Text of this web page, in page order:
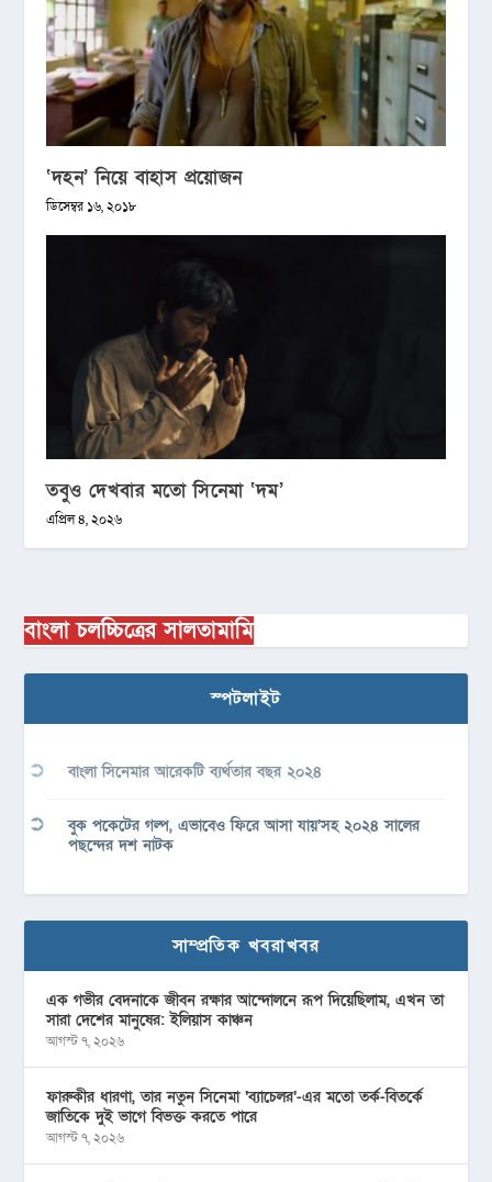
‘দহন’ নিয়ে বাহাস প্রয়োজন
ডিসেম্বর ১৬, ২০১৮
তবুও দেখবার মতো সিনেমা ‘দম’
এপ্রিল ৪, ২০২৬
বাংলা চলচ্চিত্রের সালতামামি
স্পটলাইট
বাংলা সিনেমার আরেকটি ব্যর্থতার বছর ২০২৪
বুক পকেটের গল্প, এভাবেও ফিরে আসা যায়’সহ ২০২৪ সালের
পছন্দের দশ নাটক
সাম্প্রতিক খবরাখবর
এক গভীর বেদনাকে জীবন রক্ষার আন্দোলনে রূপ দিয়েছিলাম, এখন তা
সারা দেশের মানুষের: ইলিয়াস কাঞ্চন
আগস্ট ৭, ২০২৬
ফারুকীর ধারণা, তার নতুন সিনেমা ‘ব্যাচেলর’-এর মতো তর্ক-বিতর্কে
জাতিকে দুই ভাগে বিভক্ত করতে পারে
আগস্ট ৭, ২০২৬